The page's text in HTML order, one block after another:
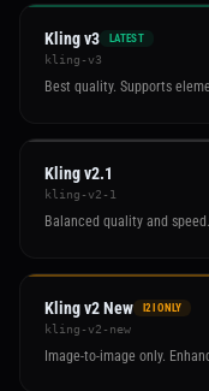
Kling v3 LATEST
kling-v3
Best quality. Supports
Kling v2.1
kling-v2-1
Balanced quality and
Kling v2 New I2I ONLY
kling-v2-new
Image-to-image only.